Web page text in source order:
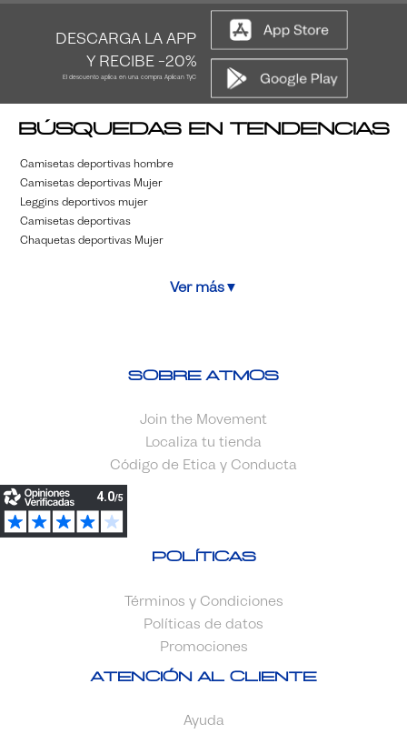
DESCARGA LA APP
Y RECIBE -20%
El descuento aplica en una compra Aplican TyC
Búsquedas en tendencias
Camisetas deportivas hombre
Camisetas deportivas Mujer
Leggins deportivos mujer
Camisetas deportivas
Chaquetas deportivas Mujer
Ver más▼
Sobre Atmos
Join the Movement
Localiza tu tienda
Código de Etica y Conducta
Políticas
Términos y Condiciones
Políticas de datos
Promociones
Atención al cliente
Ayuda